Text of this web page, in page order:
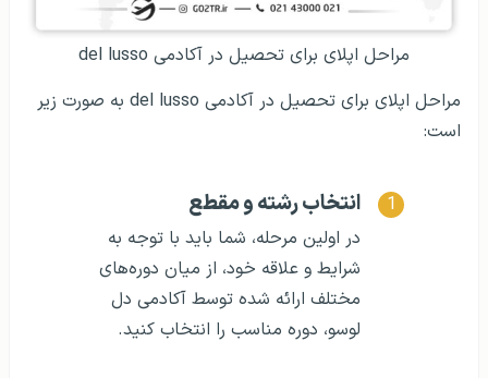
مراحل اپلای برای تحصیل در آکادمی del lusso
مراحل اپلای برای تحصیل در آکادمی del lusso به صورت زیر
است:
انتخاب رشته و مقطع
در اولین مرحله، شما باید با توجه به
شرایط و علاقه خود، از میان دوره‌های
مختلف ارائه شده توسط آکادمی دل
لوسو، دوره مناسب را انتخاب کنید.